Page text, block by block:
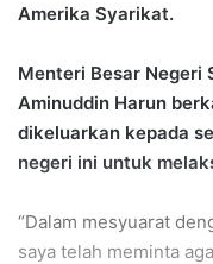
Amerika Syarikat.
Menteri Besar Negeri
Aminuddin Harun
dikeluarkan kepada
negeri ini untuk
“Dalam mesyuarat
saya telah meminta